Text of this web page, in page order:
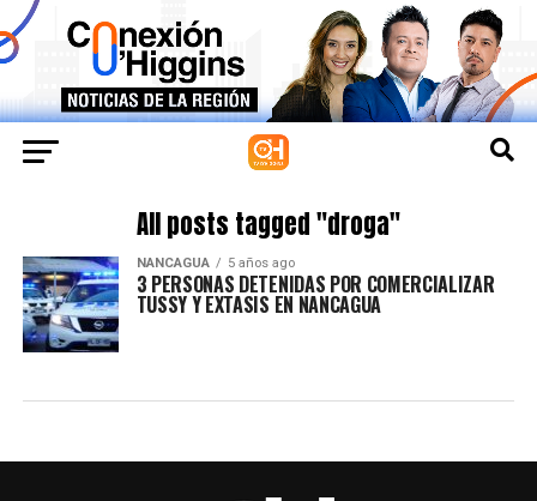
All posts tagged "droga"
NANCAGUA 5 años ago
3 PERSONAS DETENIDAS POR COMERCIALIZAR
TUSSY Y EXTASIS EN NANCAGUA